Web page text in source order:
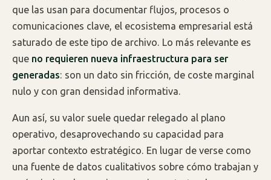
que las usan para documentar flujos, procesos o
comunicaciones clave, el ecosistema empresarial está
saturado de este tipo de archivo. Lo más relevante es
que no requieren nueva infraestructura para ser
generadas: son un dato sin fricción, de coste marginal
nulo y con gran densidad informativa.
Aun así, su valor suele quedar relegado al plano
operativo, desaprovechando su capacidad para
aportar contexto estratégico. En lugar de verse como
una fuente de datos cualitativos sobre cómo trabajan y